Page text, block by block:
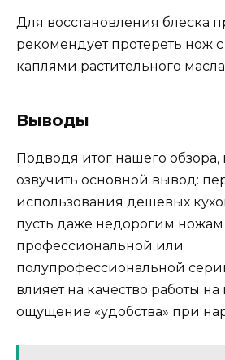
Для восстановления блеска
рекомендует протереть нож
каплями растительного
Выводы
Подводя итог нашего
озвучить основной вывод:
использования дешевых
пусть даже недорогим ножам
профессиональной или
полупрофессиональной
влияет на качество работы
ощущение «удобства» при